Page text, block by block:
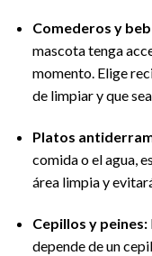
Comederos y
mascota tenga
momento. Elige
de limpiar y que
Platos
comida o el agua,
área limpia y
Cepillos y peines:
depende de un